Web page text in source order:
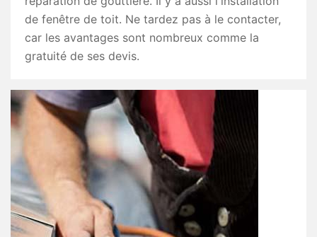
de fenêtre de toit. Ne tardez pas à le contacter,
car les avantages sont nombreux comme la
gratuité de ses devis.